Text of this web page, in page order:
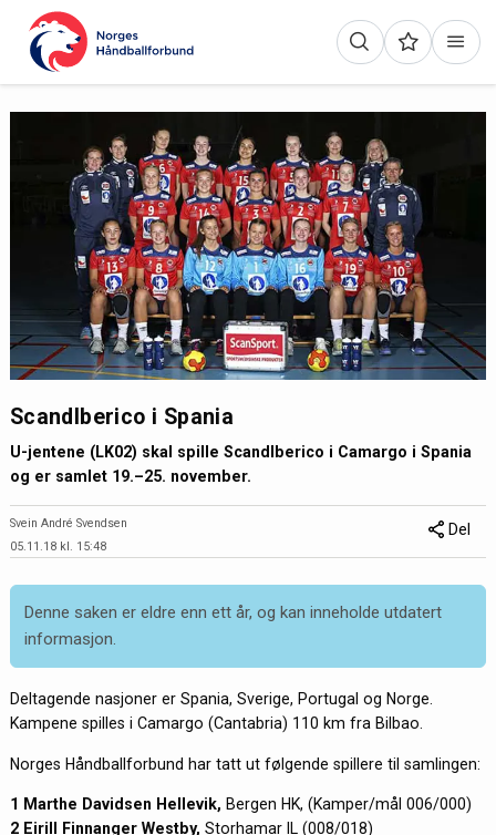
ScandIberico i Spania
U-jentene (LK02) skal spille ScandIberico i Camargo i Spania
og er samlet 19.–25. november.
Svein André Svendsen
05.11.18 kl. 15:48
Del
Denne saken er eldre enn ett år, og kan inneholde utdatert
informasjon.
Deltagende nasjoner er Spania, Sverige, Portugal og Norge.
Kampene spilles i Camargo (Cantabria) 110 km fra Bilbao.
Norges Håndballforbund har tatt ut følgende spillere til samlingen:
1 Marthe Davidsen Hellevik, Bergen HK, (Kamper/mål 006/000)
2 Eirill Finnanger Westby, Storhamar IL (008/018)